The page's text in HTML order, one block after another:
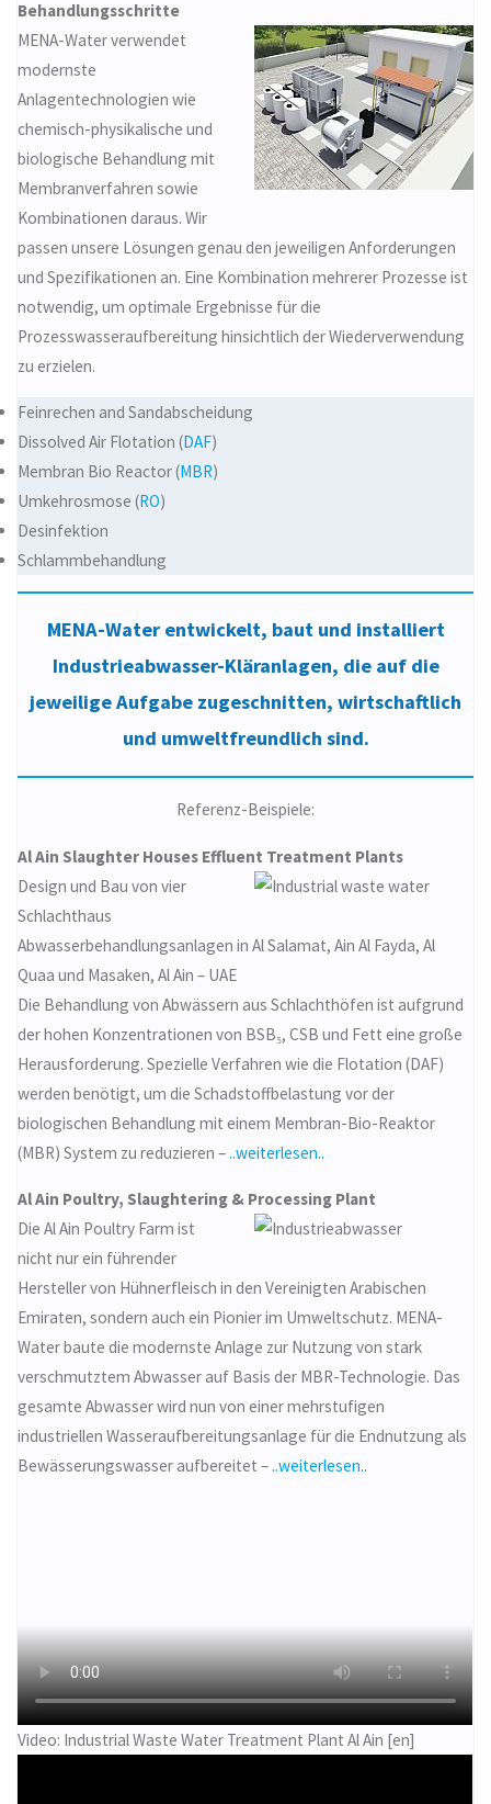
Behandlungsschritte
MENA-Water verwendet
modernste
Anlagentechnologien wie
chemisch-physikalische und
biologische Behandlung mit
Membranverfahren sowie
Kombinationen daraus. Wir
passen unsere Lösungen genau den jeweiligen Anforderungen
und Spezifikationen an. Eine Kombination mehrerer Prozesse ist
notwendig, um optimale Ergebnisse für die
Prozesswasseraufbereitung hinsichtlich der Wiederverwendung
zu erzielen.
Feinrechen and Sandabscheidung
Dissolved Air Flotation (DAF)
Membran Bio Reactor (MBR)
Umkehrosmose (RO)
Desinfektion
Schlammbehandlung
MENA-Water entwickelt, baut und installiert
Industrieabwasser-Kläranlagen, die auf die
jeweilige Aufgabe zugeschnitten, wirtschaftlich
und umweltfreundlich sind.
Referenz-Beispiele:
Al Ain Slaughter Houses Effluent Treatment Plants
Design und Bau von vier
Schlachthaus
Abwasserbehandlungsanlagen in Al Salamat, Ain Al Fayda, Al
Quaa und Masaken, Al Ain – UAE
Die Behandlung von Abwässern aus Schlachthöfen ist aufgrund
der hohen Konzentrationen von BSB₅, CSB und Fett eine große
Herausforderung. Spezielle Verfahren wie die Flotation (DAF)
werden benötigt, um die Schadstoffbelastung vor der
biologischen Behandlung mit einem Membran-Bio-Reaktor
(MBR) System zu reduzieren –..weiterlesen..
Al Ain Poultry, Slaughtering & Processing Plant
Die Al Ain Poultry Farm ist
nicht nur ein führender
Hersteller von Hühnerfleisch in den Vereinigten Arabischen
Emiraten, sondern auch ein Pionier im Umweltschutz. MENA-
Water baute die modernste Anlage zur Nutzung von stark
verschmutztem Abwasser auf Basis der MBR-Technologie. Das
gesamte Abwasser wird nun von einer mehrstufigen
industriellen Wasseraufbereitungsanlage für die Endnutzung als
Bewässerungswasser aufbereitet –..weiterlesen..
Video: Industrial Waste Water Treatment Plant Al Ain [en]